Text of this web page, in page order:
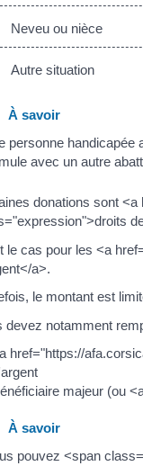
Neveu ou nièce
Autre situation
savoir
personne handicapée
avec un autre
donations sont
le cas pour les <a
a>.
le montant est
devez notamment
href="https://
majeur (ou
savoir
pouvez <span